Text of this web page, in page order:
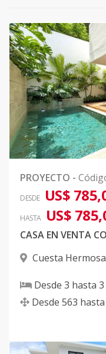
PROYECTO -
DESDE US$
HASTA US$
Cuesta
Desde 3 hasta 3
Desde 563 hasta